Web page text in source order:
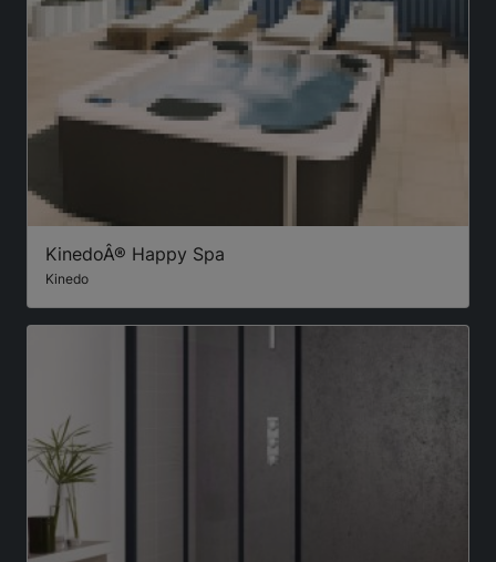
KinedoÂ® Happy Spa
Kinedo